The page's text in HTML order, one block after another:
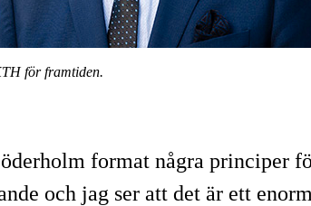
för framtiden.
format några principer
och jag ser att det är ett